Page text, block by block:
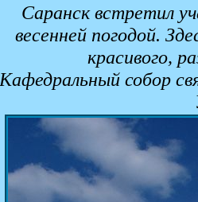
Саранск встретил
весенней погодой.
красивого,
Кафедральный собор